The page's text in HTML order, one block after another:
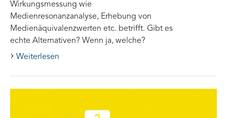
Wirkungsmessung wie
Medienresonanzanalyse, Erhebung von
Medienäquivalenzwerten etc. betrifft. Gibt es
echte Alternativen? Wenn ja, welche?
Weiterlesen